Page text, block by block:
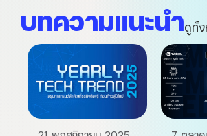
บทความแนะนำดูทั้